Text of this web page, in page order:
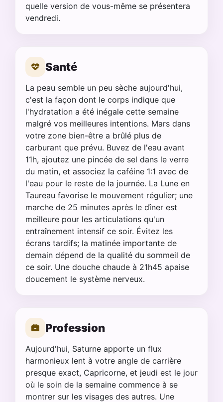
quelle version de vous-même se présentera
vendredi.
Santé
La peau semble un peu sèche aujourd'hui,
c'est la façon dont le corps indique que
l'hydratation a été inégale cette semaine
malgré vos meilleures intentions. Mars dans
votre zone bien-être a brûlé plus de
carburant que prévu. Buvez de l'eau avant
11h, ajoutez une pincée de sel dans le verre
du matin, et associez la caféine 1:1 avec de
l'eau pour le reste de la journée. La Lune en
Taureau favorise le mouvement régulier; une
marche de 25 minutes après le dîner est
meilleure pour les articulations qu'un
entraînement intensif ce soir. Évitez les
écrans tardifs; la matinée importante de
demain dépend de la qualité du sommeil de
ce soir. Une douche chaude à 21h45 apaise
doucement le système nerveux.
Profession
Aujourd'hui, Saturne apporte un flux
harmonieux lent à votre angle de carrière
presque exact, Capricorne, et jeudi est le jour
où le soin de la semaine commence à se
montrer sur les visages des autres. Une